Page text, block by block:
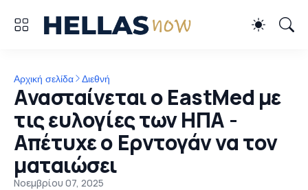
Αρχική σελίδα Διεθνή
Ανασταίνεται ο EastMed με
τις ευλογίες των ΗΠΑ -
Απέτυχε ο Ερντογάν να τον
ματαιώσει
Νοεμβρίου 07, 2025